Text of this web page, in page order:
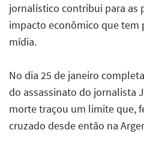
jornalístico contribui para as
impacto econômico que tem
mídia.
No dia 25 de janeiro
do assassinato do jornalista
morte traçou um limite que,
cruzado desde então na